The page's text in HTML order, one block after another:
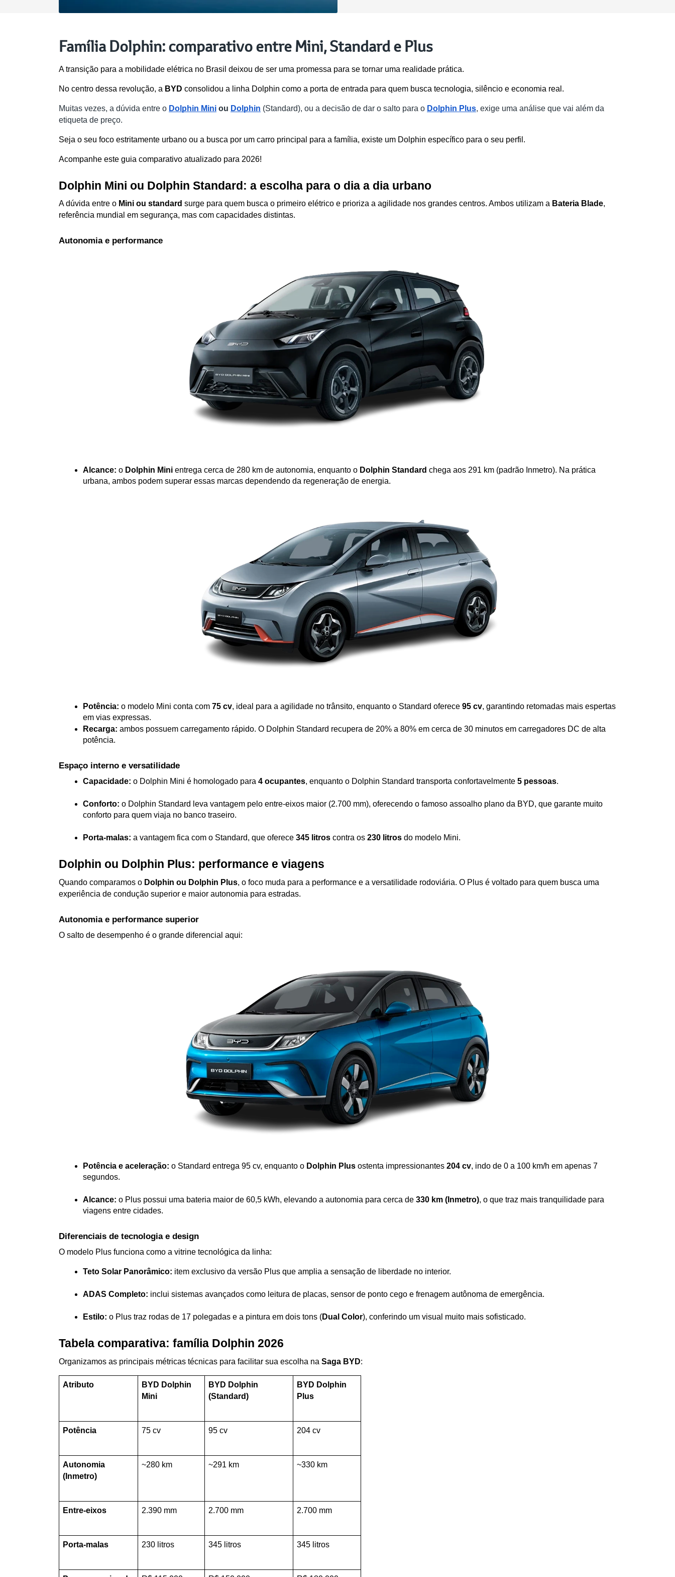
Família Dolphin: comparativo entre Mini, Standard e Plus
A transição para a mobilidade elétrica no Brasil deixou de ser uma promessa para se tornar uma realidade prática.
No centro dessa revolução, a BYD consolidou a linha Dolphin como a porta de entrada para quem busca tecnologia, silêncio e economia real.
Muitas vezes, a dúvida entre o Dolphin Mini ou Dolphin (Standard), ou a decisão de dar o salto para o Dolphin Plus, exige uma análise que vai além da
etiqueta de preço.
Seja o seu foco estritamente urbano ou a busca por um carro principal para a família, existe um Dolphin específico para o seu perfil.
Acompanhe este guia comparativo atualizado para 2026!
Dolphin Mini ou Dolphin Standard: a escolha para o dia a dia urbano
A dúvida entre o Mini ou standard surge para quem busca o primeiro elétrico e prioriza a agilidade nos grandes centros. Ambos utilizam a Bateria Blade,
referência mundial em segurança, mas com capacidades distintas.
Autonomia e performance
Alcance: o Dolphin Mini entrega cerca de 280 km de autonomia, enquanto o Dolphin Standard chega aos 291 km (padrão Inmetro). Na prática
urbana, ambos podem superar essas marcas dependendo da regeneração de energia.
Potência: o modelo Mini conta com 75 cv, ideal para a agilidade no trânsito, enquanto o Standard oferece 95 cv, garantindo retomadas mais espertas
em vias expressas.
Recarga: ambos possuem carregamento rápido. O Dolphin Standard recupera de 20% a 80% em cerca de 30 minutos em carregadores DC de alta
potência.
Espaço interno e versatilidade
Capacidade: o Dolphin Mini é homologado para 4 ocupantes, enquanto o Dolphin Standard transporta confortavelmente 5 pessoas.
Conforto: o Dolphin Standard leva vantagem pelo entre-eixos maior (2.700 mm), oferecendo o famoso assoalho plano da BYD, que garante muito
conforto para quem viaja no banco traseiro.
Porta-malas: a vantagem fica com o Standard, que oferece 345 litros contra os 230 litros do modelo Mini.
Dolphin ou Dolphin Plus: performance e viagens
Quando comparamos o Dolphin ou Dolphin Plus, o foco muda para a performance e a versatilidade rodoviária. O Plus é voltado para quem busca uma
experiência de condução superior e maior autonomia para estradas.
Autonomia e performance superior
O salto de desempenho é o grande diferencial aqui:
Potência e aceleração: o Standard entrega 95 cv, enquanto o Dolphin Plus ostenta impressionantes 204 cv, indo de 0 a 100 km/h em apenas 7
segundos.
Alcance: o Plus possui uma bateria maior de 60,5 kWh, elevando a autonomia para cerca de 330 km (Inmetro), o que traz mais tranquilidade para
viagens entre cidades.
Diferenciais de tecnologia e design
O modelo Plus funciona como a vitrine tecnológica da linha:
Teto Solar Panorâmico: item exclusivo da versão Plus que amplia a sensação de liberdade no interior.
ADAS Completo: inclui sistemas avançados como leitura de placas, sensor de ponto cego e frenagem autônoma de emergência.
Estilo: o Plus traz rodas de 17 polegadas e a pintura em dois tons (Dual Color), conferindo um visual muito mais sofisticado.
Tabela comparativa: família Dolphin 2026
Organizamos as principais métricas técnicas para facilitar sua escolha na Saga BYD:
Atributo
BYD Dolphin
Mini
BYD Dolphin
(Standard)
BYD Dolphin
Plus
Potência 75 cv 95 cv 204 cv
Autonomia
(Inmetro)
~280 km ~291 km ~330 km
Entre-eixos 2.390 mm 2.700 mm 2.700 mm
Porta-malas 230 litros 345 litros 345 litros